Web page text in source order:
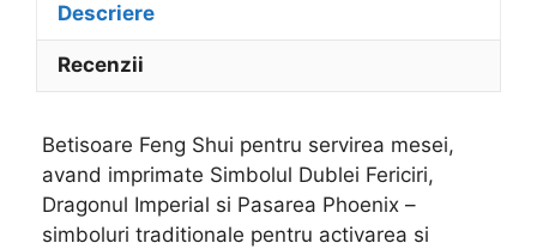
Descriere
Recenzii
Betisoare Feng Shui pentru servirea mesei,
avand imprimate Simbolul Dublei Fericiri,
Dragonul Imperial si Pasarea Phoenix –
simboluri traditionale pentru activarea si